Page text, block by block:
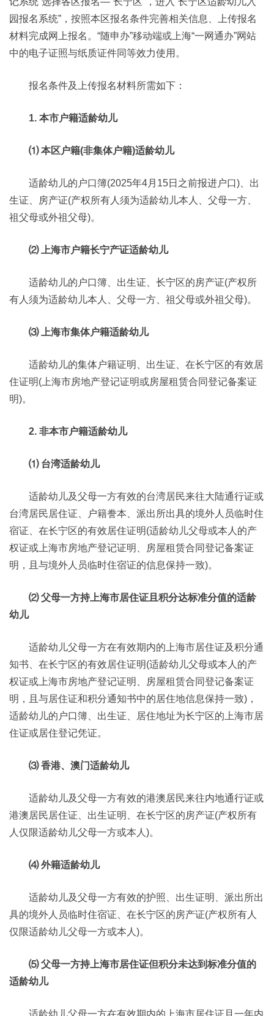
园报名系统”，按照本区报名条件完善相关信息、上传报名
材料完成网上报名。“随申办”移动端或上海“一网通办”网站
中的电子证照与纸质证件同等效力使用。
报名条件及上传报名材料所需如下：
1. 本市户籍适龄幼儿
⑴ 本区户籍(非集体户籍)适龄幼儿
适龄幼儿的户口簿(2025年4月15日之前报进户口)、出
生证、房产证(产权所有人须为适龄幼儿本人、父母一方、
祖父母或外祖父母)。
⑵ 上海市户籍长宁产证适龄幼儿
适龄幼儿的户口簿、出生证、长宁区的房产证(产权所
有人须为适龄幼儿本人、父母一方、祖父母或外祖父母)。
⑶ 上海市集体户籍适龄幼儿
适龄幼儿的集体户籍证明、出生证、在长宁区的有效居
住证明(上海市房地产登记证明或房屋租赁合同登记备案证
明)。
2. 非本市户籍适龄幼儿
⑴ 台湾适龄幼儿
适龄幼儿及父母一方有效的台湾居民来往大陆通行证或
台湾居民居住证、户籍誊本、派出所出具的境外人员临时住
宿证、在长宁区的有效居住证明(适龄幼儿父母或本人的产
权证或上海市房地产登记证明、房屋租赁合同登记备案证
明，且与境外人员临时住宿证的信息保持一致)。
⑵ 父母一方持上海市居住证且积分达标准分值的适龄
幼儿
适龄幼儿父母一方在有效期内的上海市居住证及积分通
知书、在长宁区的有效居住证明(适龄幼儿父母或本人的产
权证或上海市房地产登记证明、房屋租赁合同登记备案证
明，且与居住证和积分通知书中的居住地信息保持一致)，
适龄幼儿的户口簿、出生证、居住地址为长宁区的上海市居
住证或居住登记凭证。
⑶ 香港、澳门适龄幼儿
适龄幼儿及父母一方有效的港澳居民来往内地通行证或
港澳居民居住证、出生证明、在长宁区的房产证(产权所有
人仅限适龄幼儿父母一方或本人)。
⑷ 外籍适龄幼儿
适龄幼儿及父母一方有效的护照、出生证明、派出所出
具的境外人员临时住宿证、在长宁区的房产证(产权所有人
仅限适龄幼儿父母一方或本人)。
⑸ 父母一方持上海市居住证但积分未达到标准分值的
适龄幼儿
适龄幼儿父母一方在有效期内的上海市居住证且一年内